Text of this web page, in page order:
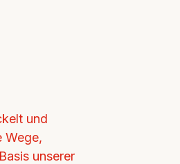
und
Wege,
unserer